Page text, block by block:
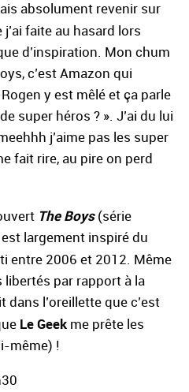
absolument revenir sur
j’ai faite au hasard lors
d’inspiration. Mon chum
c’est Amazon qui
y est mêlé et ça parle
super héros ? ». J’ai du lui
j’aime pas les super
fait rire, au pire on perd
The Boys(série
largement inspiré du
entre 2006 et 2012. Même
libertés par rapport à la
dans l’oreillette que c’est
Le Geek me prête les
même) !